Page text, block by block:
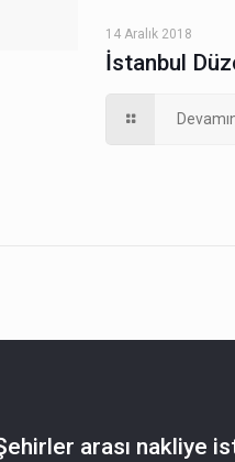
14 Aralık 2018
İstanbul
arası nakliye